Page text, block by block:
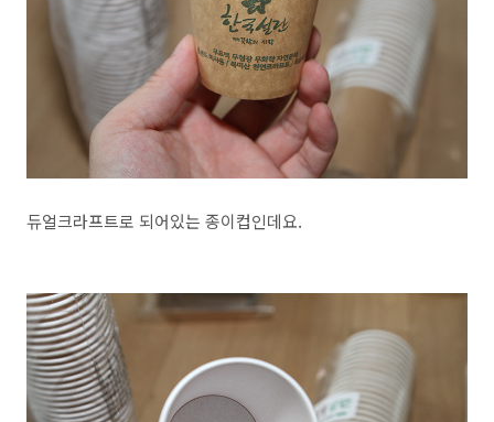
듀얼크라프트로 되어있는 종이컵인데요.